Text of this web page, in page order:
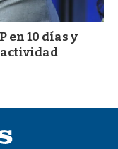
en 10 días y
actividad